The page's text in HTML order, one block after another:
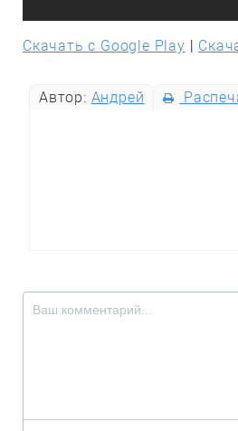
Скачать с Google Play |
Автор: Андрей